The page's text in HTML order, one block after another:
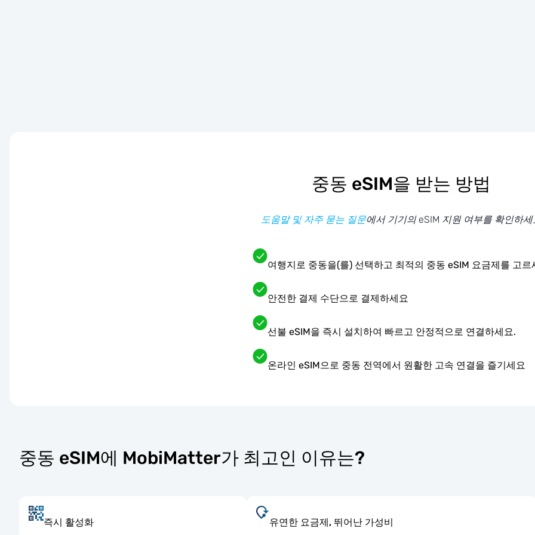
중동 eSIM을 받는 방법
도움말 및 자주 묻는 질문에서 기기의 eSIM 지원 여부를 확인하세
여행지로 중동을(를) 선택하고 최적의 중동 eSIM 요금제를 고르
안전한 결제 수단으로 결제하세요
선불 eSIM을 즉시 설치하여 빠르고 안정적으로 연결하세요.
온라인 eSIM으로 중동 전역에서 원활한 고속 연결을 즐기세요
중동 eSIM에 MobiMatter가 최고인 이유는?
즉시 활성화 유연한 요금제, 뛰어난 가성비